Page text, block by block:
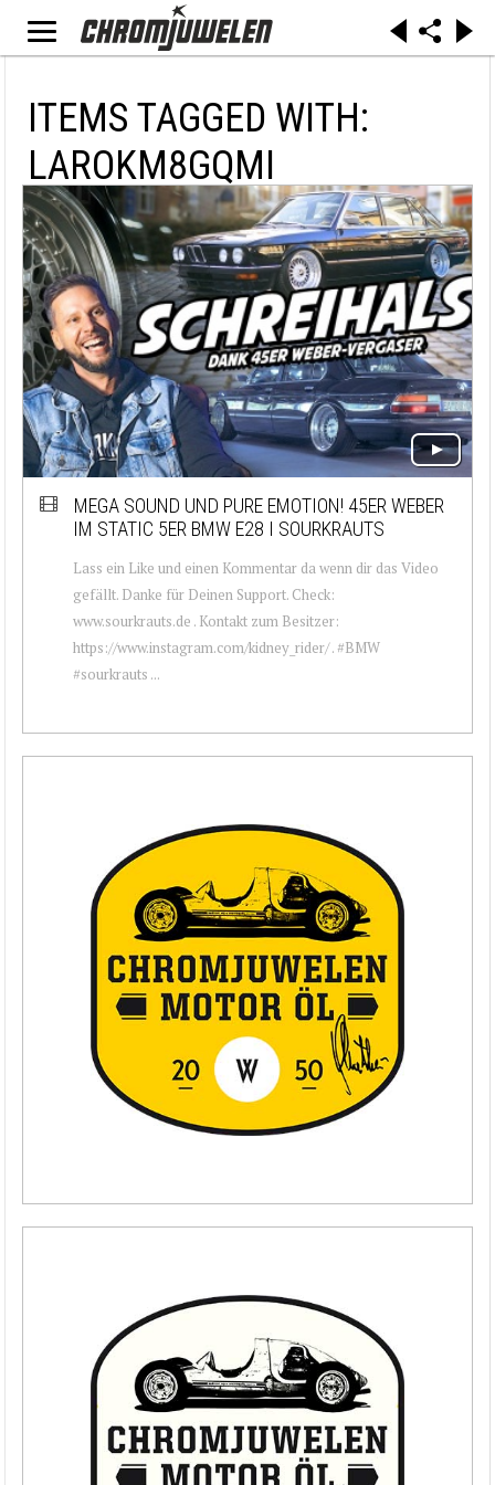
ITEMS TAGGED WITH:
LAROKM8GQMI
MEGA SOUND UND PURE EMOTION! 45ER WEBER
IM STATIC 5ER BMW E28 I SOURKRAUTS
Lass ein Like und einen Kommentar da wenn dir das Video
gefällt. Danke für Deinen Support. Check:
www.sourkrauts.de . Kontakt zum Besitzer:
https://www.instagram.com/kidney_rider/ . #BMW
#sourkrauts ...